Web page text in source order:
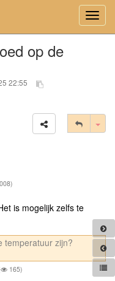
op de
22:55
is mogelijk zelfs te
temperatuur zijn?
165)